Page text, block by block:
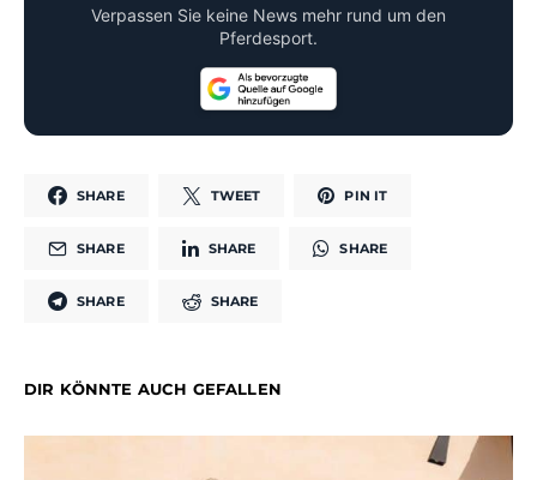
Verpassen Sie keine News mehr rund um den
Pferdesport.
SHARE TWEET PIN IT
SHARE SHARE SHARE
SHARE SHARE
DIR KÖNNTE AUCH GEFALLEN